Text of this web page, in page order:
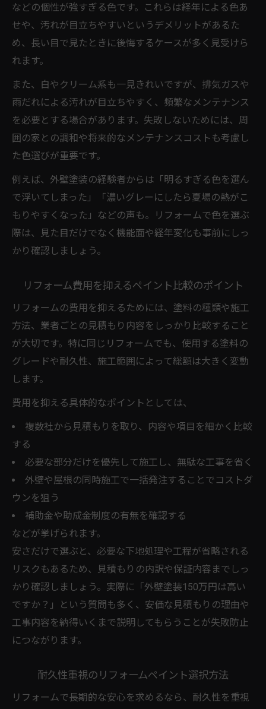
アサヒペン水性塗料で手軽に木部リフォー
ム
リフォームに適した水性ウレタン塗料活用
例
カバー工法と塗装の違いを比較で整理しよう
カバー工法と塗装のリフォーム費用比較の
ポイント
リフォームにおける工法別メリットと注意
費用を抑えるリフォーム塗料の選び方まとめ
リフォーム費用を抑える塗料選びのコツ
塗装とカバー工法の費用差を比較して整理
見積もり比較で失敗しないリフォーム術
リフォームで賢く塗料を選ぶチェックポイ
などの個性が強すぎる色です。これらは経年による色あ
せや、汚れが目立ちやすいというデメリットがあるた
め、長い目で見たときに後悔するケースが多く見受けら
れます。
また、白やクリーム系も一見きれいですが、排気ガスや
雨だれによる汚れが目立ちやすく、頻繁なメンテナンス
を必要とする場合があります。失敗しないためには、周
囲の家との調和や将来的なメンテナンスコストも考慮し
た色選びが重要です。
例えば、外壁塗装の経験者からは「明るすぎる色を選ん
で浮いてしまった」「濃いグレーにしたら夏場の熱がこ
もりやすくなった」などの声も。リフォームで色を選ぶ
際は、見た目だけでなく機能面や経年変化も事前にしっ
かり確認しましょう。
リフォーム費用を抑えるペイント比較のポイント
リフォームの費用を抑えるためには、塗料の種類や施工
方法、業者ごとの見積もり内容をしっかり比較すること
が大切です。特に同じリフォームでも、使用する塗料の
グレードや耐久性、施工範囲によって総額は大きく変動
します。
費用を抑える具体的なポイントとしては、
複数社から見積もりを取り、内容や項目を細かく比較
する
必要な部分だけを優先して施工し、無駄な工事を省く
外壁や屋根の同時施工で一括発注することでコストダ
ウンを狙う
補助金や助成金制度の有無を確認する
などが挙げられます。
安さだけで選ぶと、必要な下地処理や工程が省略される
リスクもあるため、見積もりの内訳や保証内容までしっ
かり確認しましょう。実際に「外壁塗装150万円は高い
ですか？」という質問も多く、安価な見積もりの理由や
工事内容を納得いくまで説明してもらうことが失敗防止
につながります。
耐久性重視のリフォームペイント選択方法
リフォームで長期的な安心を求めるなら、耐久性を重視